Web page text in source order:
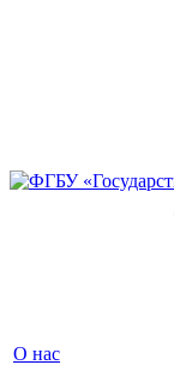
О нас